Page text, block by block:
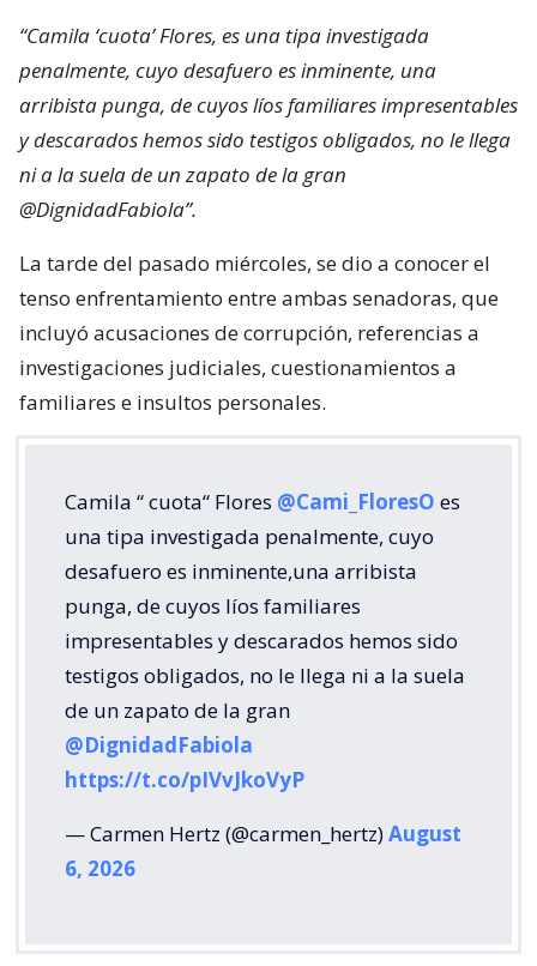
“Camila ‘cuota’ Flores, es una tipa investigada
penalmente, cuyo desafuero es inminente, una
arribista punga, de cuyos líos familiares impresentables
y descarados hemos sido testigos obligados, no le llega
ni a la suela de un zapato de la gran
@DignidadFabiola”.
La tarde del pasado miércoles, se dio a conocer el
tenso enfrentamiento entre ambas senadoras, que
incluyó acusaciones de corrupción, referencias a
investigaciones judiciales, cuestionamientos a
familiares e insultos personales.
Camila “ cuota“ Flores @Cami_FloresO es
una tipa investigada penalmente, cuyo
desafuero es inminente,una arribista
punga, de cuyos líos familiares
impresentables y descarados hemos sido
testigos obligados, no le llega ni a la suela
de un zapato de la gran
@DignidadFabiola
https://t.co/pIVvJkoVyP
— Carmen Hertz (@carmen_hertz)August
6, 2026